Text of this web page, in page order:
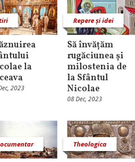
la
2023
Repere și idei
Să învățăm
rugăciunea și
milostenia de
la Sfântul
Nicolae
08 Dec, 2023
Theologica